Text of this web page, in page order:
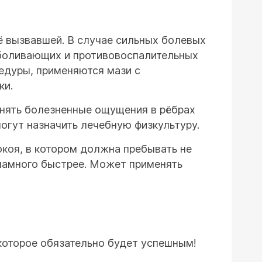
вызвавшей. В случае сильных болевых
и противовоспалительных
применяются мази с
болезненные ощущения в рёбрах
назначить лечебную физкультуру.
в котором должна пребывать не
быстрее. Может применять
обязательно будет успешным!